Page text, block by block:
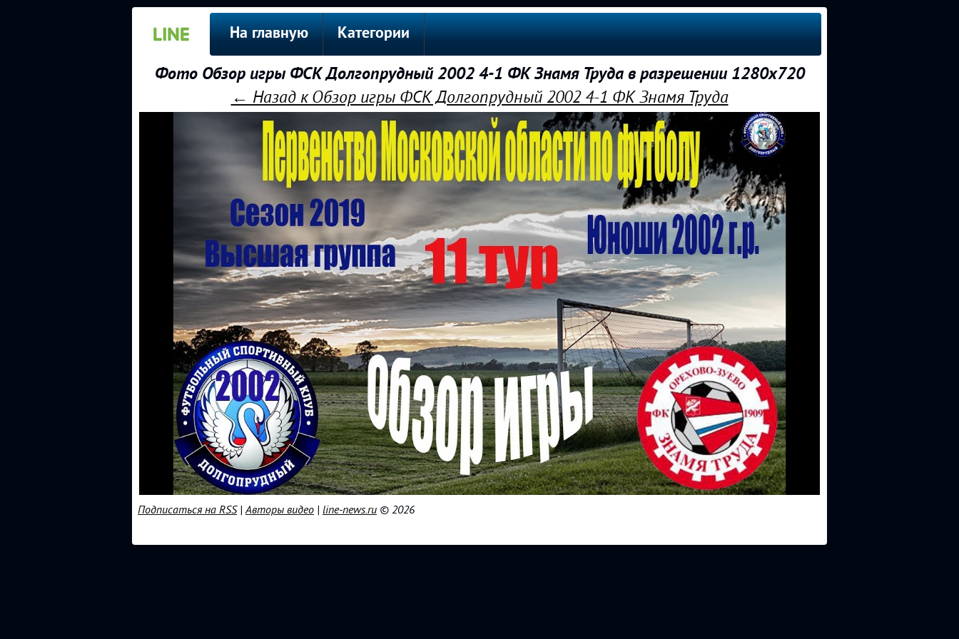
На главную Категории
Фото Обзор игры ФСК Долгопрудный 2002 4-1 ФК Знамя Труда в разрешении 1280x720
← Назад к Обзор игры ФСК Долгопрудный 2002 4-1 ФК Знамя Труда
Подписаться на RSS|Авторы видео | line-news.ru © 2026